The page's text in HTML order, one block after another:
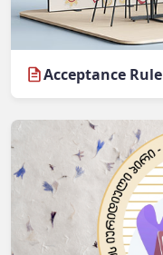
Acceptance Rule